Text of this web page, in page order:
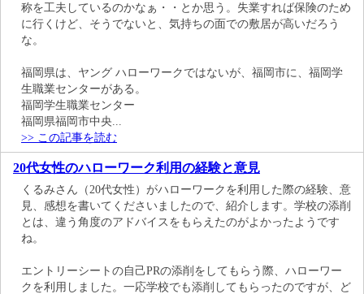
称を工夫しているのかなぁ・・とか思う。失業すれば保険のため
に行くけど、そうでないと、気持ちの面での敷居が高いだろう
な。
福岡県は、ヤング ハローワークではないが、福岡市に、福岡学
生職業センターがある。
福岡学生職業センター
福岡県福岡市中央...
>> この記事を読む
20代女性のハローワーク利用の経験と意見
くるみさん（20代女性）がハローワークを利用した際の経験、意
見、感想を書いてくださいましたので、紹介します。学校の添削
とは、違う角度のアドバイスをもらえたのがよかったようです
ね。
エントリーシートの自己PRの添削をしてもらう際、ハローワー
クを利用しました。一応学校でも添削してもらったのですが、ど